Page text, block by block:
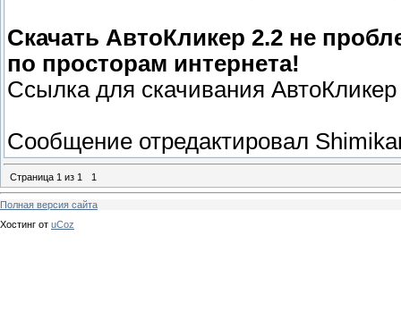
Скачать АвтоКликер 2.2 не
по просторам интернета!
Ссылка для скачивания
Сообщение отредактировал
Страница 1 из 1 1
Полная версия сайта
Хостинг от uCoz